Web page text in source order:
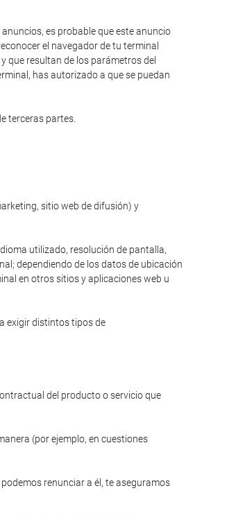
es probable que este anuncio
el navegador de tu terminal
que resultan de los parámetros del
has autorizado a que se puedan
terceras partes.
sitio web de difusión) y
utilizado, resolución de pantalla,
dependiendo de los datos de ubicación
en otros sitios y aplicaciones web u
exigir distintos tipos de
del producto o servicio que
(por ejemplo, en cuestiones
renunciar a él, te aseguramos